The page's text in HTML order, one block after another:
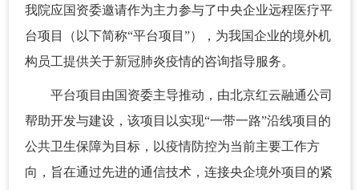
我院应国资委邀请作为主力参与了中央企业远程医疗平
台项目（以下简称“平台项目”）
，为我国企业的境外机
构员工提供关于新冠肺炎疫情的咨询指导服务。
平台项目由国资委主导推动，由北京红云融通公司
帮助开发与建设，该项目以实现“一带一路”沿线项目的
公共卫生保障为目标，以疫情防控为当前主要工作方
向，旨在通过先进的通信技术，连接央企境外项目的紧